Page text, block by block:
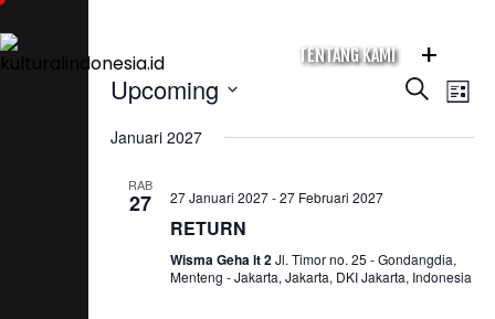
TENTANG KAMI +
Search
List
Upcoming
date.
Januari 2027
RAB
27 27 Januari 2027-27 Februari 2027
RETURN
Wisma Geha lt 2Jl. Timor no. 25 - Gondangdia,
Menteng - Jakarta, Jakarta, DKI Jakarta, Indonesia